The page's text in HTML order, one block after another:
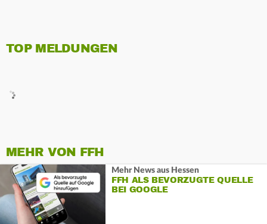
TOP MELDUNGEN
MEHR VON FFH
Mehr News aus Hessen
FFH ALS BEVORZUGTE QUELLE
BEI GOOGLE